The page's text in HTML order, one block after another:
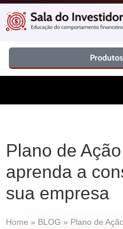
Plano de
aprenda a
sua empresa
Home » BLOG » Plano de